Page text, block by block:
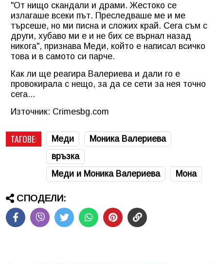
"От нищо скандали и драми. Жестоко се
излагаше всеки път. Преследваше ме и ме
търсеше, но ми писна и сложих край. Сега съм с
други, хубаво ми е и не бих се върнал назад
никога", признава Меди, който е написал всичко
това и в самото си парче.
Как ли ще реагира Валериева и дали го е
провокирала с нещо, за да се сети за нея точно
сега...
Източник: Crimesbg.com
ТАГОВЕ: Меди
Моника Валериева
връзка
Меди и Моника Валериева
Мона
СПОДЕЛИ: